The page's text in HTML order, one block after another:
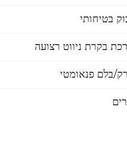
בטיחותי
בקרת ניווט רצועה
בלם פנאומטי